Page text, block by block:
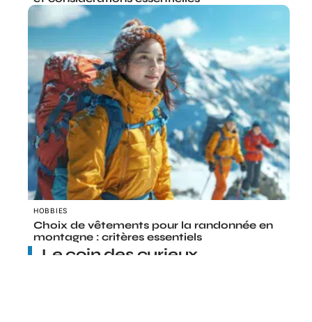
HOBBIES
Choix de vêtements pour la randonnée en
montagne : critères essentiels
Le coin des curieux